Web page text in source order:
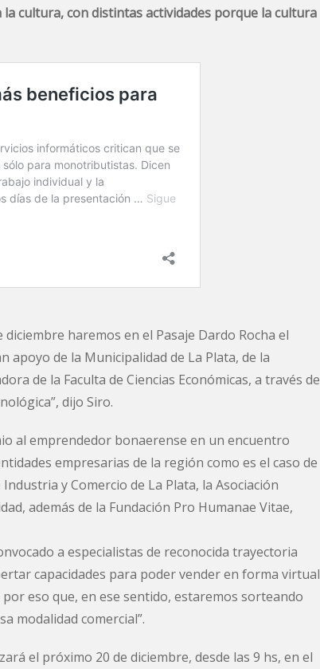
cultura, con distintas actividades porque la cultura
haremos en el Pasaje Dardo Rocha el
apoyo de la Municipalidad de La Plata, de la
de la Faculta de Ciencias Económicas, a través de
dijo Siro.
al emprendedor bonaerense en un encuentro
empresarias de la región como es el caso de
y Comercio de La Plata, la Asociación
además de la Fundación Pro Humanae Vitae,
a especialistas de reconocida trayectoria
capacidades para poder vender en forma virtual
eso que, en ese sentido, estaremos sorteando
modalidad comercial”.
el próximo 20 de diciembre, desde las 9 hs, en el